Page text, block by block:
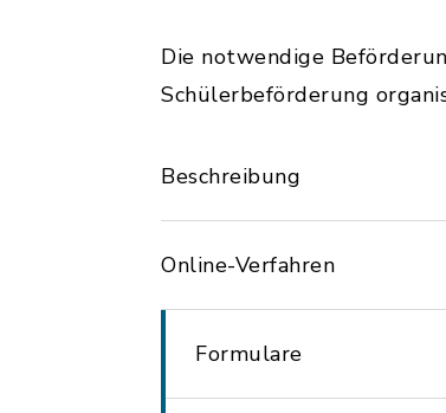
Die notwendige
Schülerbeförderung
Beschreibung
Online-Verfahren
Formulare